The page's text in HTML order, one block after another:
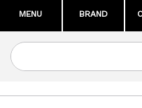
MENU BRAND